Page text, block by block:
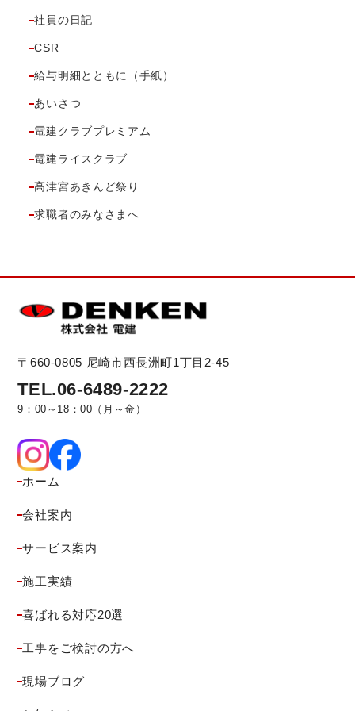
社員の日記
CSR
給与明細とともに（手紙）
あいさつ
電建クラブプレミアム
電建ライスクラブ
高津宮あきんど祭り
求職者のみなさまへ
〒660-0805 尼崎市西長洲町1丁目2-45
TEL.06-6489-2222
9：00～18：00（月～金）
ホーム
会社案内
サービス案内
施工実績
喜ばれる対応20選
工事をご検討の方へ
現場ブログ